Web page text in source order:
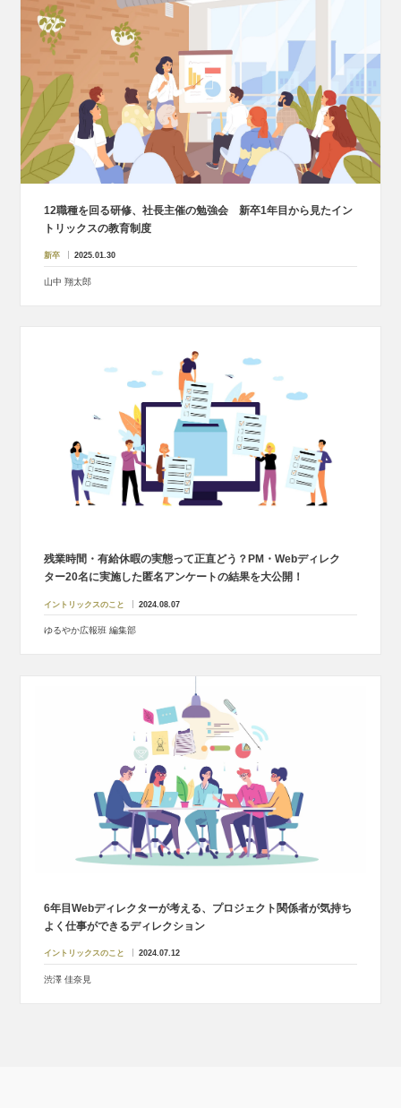
12職種を回る研修、社長主催の勉強会 新卒1年目から見たイン
トリックスの教育制度
新卒 2025.01.30
山中 翔太郎
残業時間・有給休暇の実態って正直どう？PM・Webディレク
ター20名に実施した匿名アンケートの結果を大公開！
イントリックスのこと 2024.08.07
ゆるやか広報班 編集部
6年目Webディレクターが考える、プロジェクト関係者が気持ち
よく仕事ができるディレクション
イントリックスのこと 2024.07.12
渋澤 佳奈見